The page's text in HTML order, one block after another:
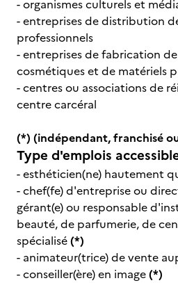
- organismes culturels et
- entreprises de distribution
professionnels
- entreprises de fabrication
cosmétiques et de matériels
- centres ou associations de
centre carcéral
(*) (indépendant, franchisé
Type d'emplois
- esthéticien(ne) hautement
- chef(fe) d'entreprise ou
gérant(e) ou responsable
beauté, de parfumerie, de
spécialisé(*)
- animateur(trice) de vente
- conseiller(ère) en image(*)